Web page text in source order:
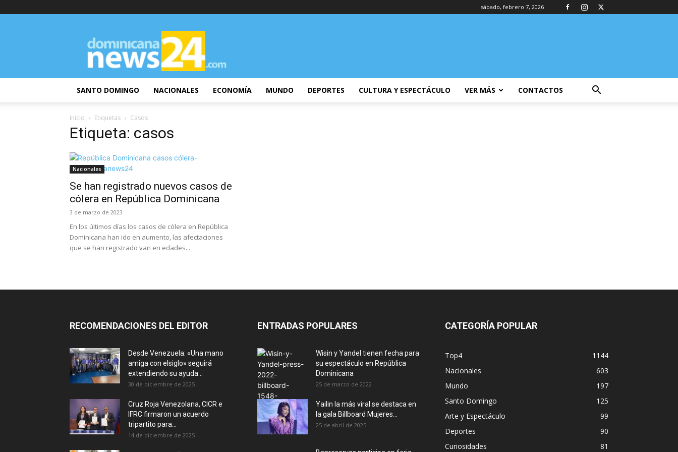
sábado, febrero 7, 2026
DominicanaNews24
SANTO DOMINGO NACIONALES ECONOMÍA MUNDO DEPORTES CULTURA Y ESPECTÁCULO VER MÁS CONTACTOS
Inicio Etiquetas Casos
Etiqueta: casos
Nacionales
Se han registrado nuevos casos de
cólera en República Dominicana
3 de marzo de 2023
En los últimos días los casos de cólera en República
Dominicana han ido en aumento, las afectaciones
que se han registrado van en edades...
RECOMENDACIONES DEL EDITOR
Desde Venezuela: «Una mano
amiga con elsiglo» seguirá
extendiendo su ayuda...
30 de diciembre de 2025
Cruz Roja Venezolana, CICR e
IFRC firmaron un acuerdo
tripartito para...
14 de diciembre de 2025
ENTRADAS POPULARES
Wisin y Yandel tienen fecha para
su espectáculo en República
Dominicana
25 de marzo de 2022
Yailin la más viral se destaca en
la gala Billboard Mujeres...
25 de abril de 2025
CATEGORÍA POPULAR
Top4
1144
Nacionales
603
Mundo
197
Santo Domingo
125
Arte y Espectáculo
99
Deportes
90
Curiosidades
81